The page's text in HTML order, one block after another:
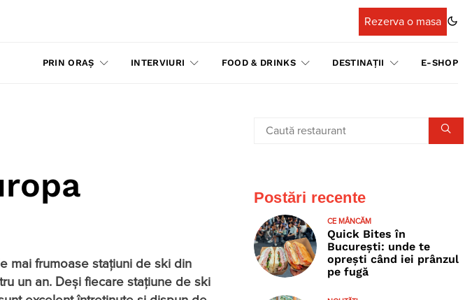
Rezerva o masa
PRIN ORAȘ INTERVIURI FOOD & DRINKS DESTINAȚII E-SHOP
mai frumoase stațiuni de ski din
un an. Deși fiecare stațiune de ski
Postări recente
CE MÂNCĂM
Quick Bites în
București: unde te
oprești când iei prânzul
pe fugă